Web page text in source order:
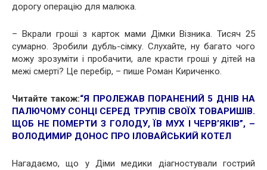
дорогу операцію для малюка.
– Вкрали гроші з карток мами Дімки Візника. Тисяч 25
сумарно. Зробили дубль-сімку. Слухайте, ну багато чого
можу зрозуміти і пробачити, але красти гроші у дітей на
межі смерті? Це перебір, – пише Роман Кириченко.
Читайте також:“Я ПРОЛЕЖАВ ПОРАНЕНИЙ 5 ДНІВ НА
ПАЛЮЧОМУ СОНЦІ СЕРЕД ТРУПІВ СВОЇХ ТОВАРИШІВ.
ЩОБ НЕ ПОМЕРТИ З ГОЛОДУ, ЇВ МУХ І ЧЕРВ’ЯКІВ”, –
ВОЛОДИМИР ДОНОС ПРО ІЛОВАЙСЬКИЙ КОТЕЛ
Нагадаємо, що у Діми медики діагностували гострий